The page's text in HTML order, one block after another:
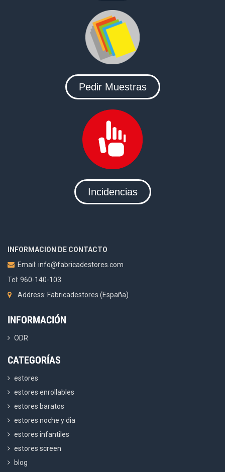
Pedir Muestras
Incidencias
INFORMACION DE CONTACTO
Email: info@fabricadestores.com
Tel: 960-140-103
Address: Fabricadestores (España)
INFORMACIÓN
ODR
CATEGORÍAS
estores
estores enrollables
estores baratos
estores noche y dia
estores infantiles
estores screen
blog